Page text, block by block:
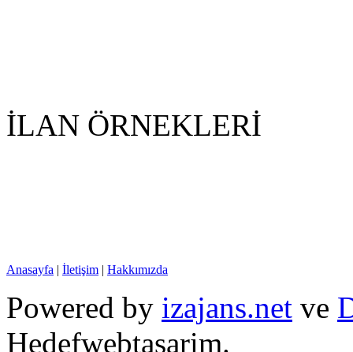
İLAN ÖRNEKLERİ
Anasayfa | İletişim | Hakkımızda
Powered by izajans.net ve
Hedefwebtasarim.